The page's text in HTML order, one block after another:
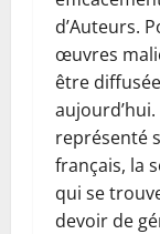
d’Auteurs.
œuvres
être
aujourd’hui.
représenté
français, la
qui se
devoir de